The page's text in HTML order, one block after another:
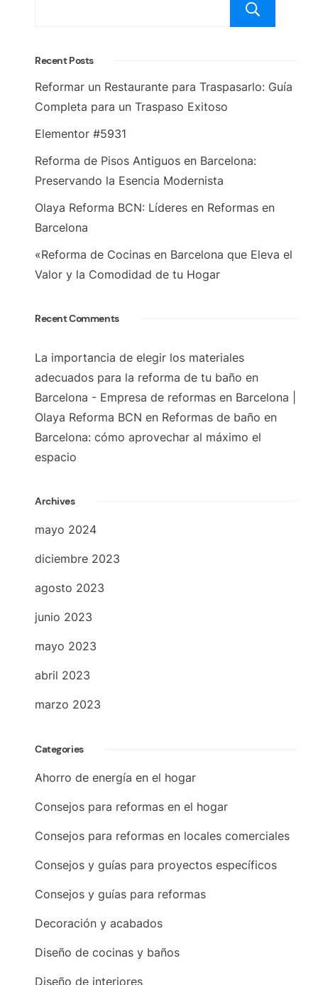
Recent Posts
Reformar un Restaurante para Traspasarlo: Guía
Completa para un Traspaso Exitoso
Elementor #5931
Reforma de Pisos Antiguos en Barcelona:
Preservando la Esencia Modernista
Olaya Reforma BCN: Líderes en Reformas en
Barcelona
«Reforma de Cocinas en Barcelona que Eleva el
Valor y la Comodidad de tu Hogar
Recent Comments
La importancia de elegir los materiales
adecuados para la reforma de tu baño en
Barcelona - Empresa de reformas en Barcelona |
Olaya Reforma BCN en Reformas de baño en
Barcelona: cómo aprovechar al máximo el
espacio
Archives
mayo 2024
diciembre 2023
agosto 2023
junio 2023
mayo 2023
abril 2023
marzo 2023
Categories
Ahorro de energía en el hogar
Consejos para reformas en el hogar
Consejos para reformas en locales comerciales
Consejos y guías para proyectos específicos
Consejos y guías para reformas
Decoración y acabados
Diseño de cocinas y baños
Diseño de interiores